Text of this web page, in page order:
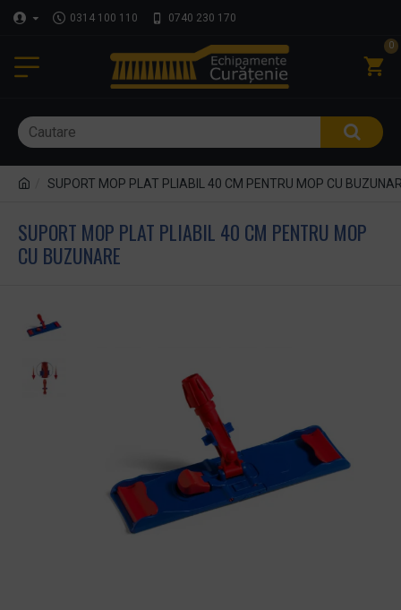
0314 100 110 0740 230 170
0
SUPORT MOP PLAT PLIABIL 40 CM PENTRU MOP CU
SUPORT MOP PLAT PLIABIL 40 CM PENTRU MOP
CU BUZUNARE